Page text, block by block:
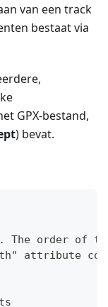
van een track
bestaat via
GPX-bestand,
) bevat.
The order of
attribute